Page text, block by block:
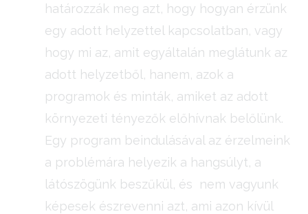
határozzák meg azt, hogy hogyan érzünk
egy adott helyzettel kapcsolatban, vagy
hogy mi az, amit egyáltalán meglátunk az
adott helyzetből, hanem, azok a
programok és minták, amiket az adott
környezeti tényezők előhívnak belőlünk.
Egy program beindulásával az érzelmeink
a problémára helyezik a hangsúlyt, a
látószögünk beszűkül, és nem vagyunk
képesek észrevenni azt, ami azon kívül